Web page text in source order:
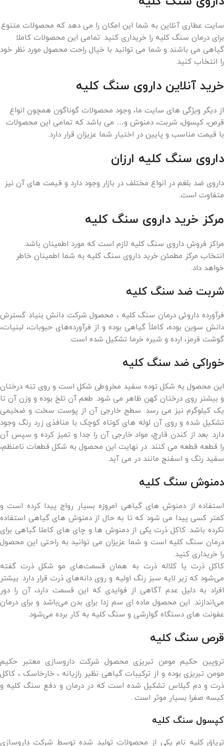
سایت عطاری آنلاین به شما این امکان را می دهد که محصولات متنوع
برای درمان سنگ کلیه را خریداری کنید. تمامی این محصولات کاملا
گیاهی می باشند و شما می توانید با خیال راحت محصول مورد نظر خود
را انتخاب کنید.
خرید آنلاین داروی سنگ کلیه
از دیگر ویژگی های سایت ما، وجود محصولات گوناگون همچون انواع
قرص، کپسول، شربت، دمنوش و… می باشد که تمامی این محصولات
با قیمت مناسب و پایین در اختیار شما عزیزان قرار دارد.
داروی سنگ کلیه ارزان
داروی ضد بلغم در انواع مختلف در بازار وجود دارد و قیمت های آن نیز
متفاوت است.
مرکز خرید داروی سنگ کلیه
مراکز فروش داروی سنگ کلیه لازم است که مورد اطمینان باشد.
انتخاب مرکز مطمئن خرید داروی سنگ کلیه به شما اطمینان خاطر
خواهد داد.
شربت ضد سنگ کلیه
فرآورده داروئی درمان سنگ کلیه ، محصول شرکت دانش بنیاد گسترش
دانش سوین بوده، کاملاً گیاهی بوده و از فرآورده‌های حبوبات، لبنیات،
گوشت قرمز، ارده و شیره خرما تشکیل شده است.
خوراکی ضد سنگ کلیه
این محصول به شکل توده سفید مخروطی شکل است و روی تنه درختان
و بیشتر روی درختان کهن ظاهر می شود. طعم آن تلخ بوده و وزن آن تا
یک کیلوگرم نیز می رسد. سطح خارجی آن از پوست سخت و ضخیمی
تشکیل شده و روی آن لوله های کوتاه کوچک با منافذی زرد رنگ وجود
دارد. بعد از کندن قارچ، مواد خارجی آن را جدا و تمیز کرده و سپس آن
را قطعه قطعه می کنند. در نهایت این محصول به شکل قطعات نامنظم،
سفید رنگ و اسفنج مانند در می آید.
دمنوش سنگ کلیه
استفاده از دمنوش های گیاهی امروزه بسیار رواج پیدا کرده است و
کمتر کسی پیدا می شود که تا به حال از دمنوش های گیاهی استفاده
نکرده باشد. کاکل ذرت یکی از دمنوش ها و چای های کاملا گیاهی برای
درمان سنگ کلیه است و شما عزیزان می توانید به راحتی این محصول
را خریداری کنید.
کاکل ذرت یا کلاله ذرت به همان قسمت‌های مو شکل ذرت گفته
می‌شود که زیر لایه سبز رنگ اولیه و روی دانه‌های ذرت قرار دارد. بیشتر
افراد به دلیل عدم آگاهی از فوایدی که این قسمت دارد، آن را دور
می‌اندازند. این محصول ماده ای سم زدا برای بدن می‌باشد و برای درمان
عفونت های دستگاه گوارشی و سنگ کلیه به کار برده می‌شود.
قرص سنگ کلیه
تروپین حکیم مومن تبریزی محصول شرکت داروسازی معتبر حکیم
مومن تبریزی بوده و از ترکیبات گیاهی نظیر رازیانه ، خارخاسک ، کاکل
ذرت و دم گیلاس تشکیل شده است که در درمان و دفع سنگ کلیه و
کیسه صفرا بسیار موثر است .
کپسول سنگ کلیه
تریاق کلیه نام یکی از محصولات تولید شده توسط شرکت داروسازی